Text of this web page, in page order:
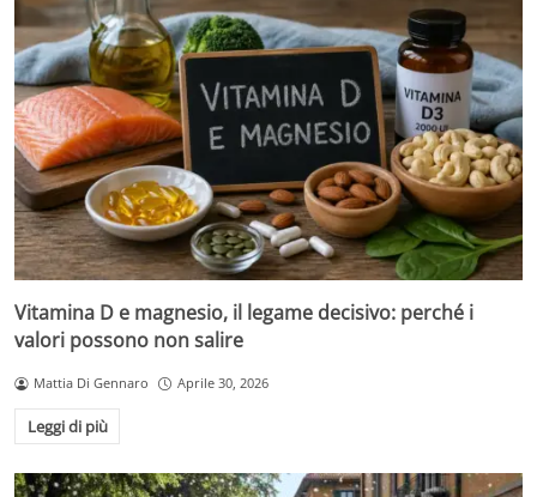
Vitamina D e magnesio, il legame decisivo: perché i
valori possono non salire
Mattia Di Gennaro Aprile 30, 2026
Leggi di più